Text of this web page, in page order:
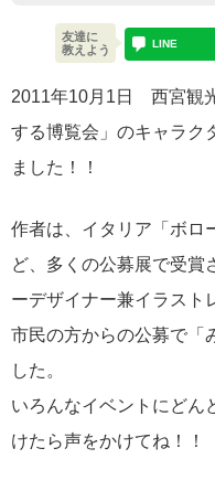
2011年10月1日 西宮観
する博覧会」のキャラク
ました！！
作者は、イタリア「ボロ
ど、多くの公募展で受賞
ーデザイナー兼イラスト
市民の方からの公募で「
した。
いろんなイベントにどん
けたら声をかけてね！！
友達に
教えよう
LINE